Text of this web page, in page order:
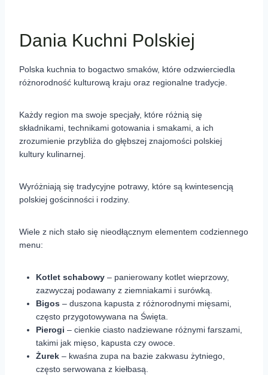
Dania Kuchni Polskiej
Polska kuchnia to bogactwo smaków, które odzwierciedla
różnorodność kulturową kraju oraz regionalne tradycje.
Każdy region ma swoje specjały, które różnią się
składnikami, technikami gotowania i smakami, a ich
zrozumienie przybliża do głębszej znajomości polskiej
kultury kulinarnej.
Wyróżniają się tradycyjne potrawy, które są kwintesencją
polskiej gościnności i rodziny.
Wiele z nich stało się nieodłącznym elementem codziennego
menu:
Kotlet schabowy – panierowany kotlet wieprzowy,
zazwyczaj podawany z ziemniakami i surówką.
Bigos – duszona kapusta z różnorodnymi mięsami,
często przygotowywana na Święta.
Pierogi – cienkie ciasto nadziewane różnymi farszami,
takimi jak mięso, kapusta czy owoce.
Żurek – kwaśna zupa na bazie zakwasu żytniego,
często serwowana z kiełbasą.